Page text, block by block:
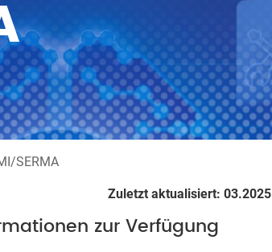
SERMA
Zuletzt aktualisiert: 03.2025
zur Verfügung